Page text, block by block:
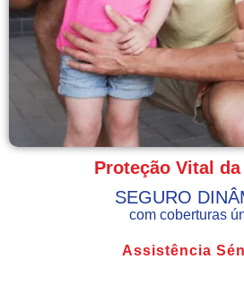
Proteção Vital
SEGURO
com coberturas
Assistência